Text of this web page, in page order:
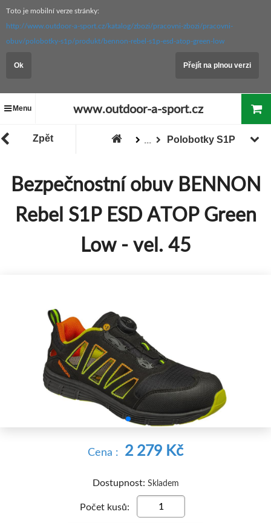
Toto je mobilní verze stránky:
http://www.outdoor-a-sport.cz/katalog/zbozi/pracovni-zbozi/pracovni-
obuv/polobotky-s1p/produkt/bennon-rebel-s1p-esd-atop-green-low
Ok Přejít na plnou verzi
Menu www.outdoor-a-sport.cz
Zpět ... Polobotky S1P
Bezpečnostní obuv BENNON
Rebel S1P ESD ATOP Green
Low - vel. 45
Cena : 2 279 Kč
Dostupnost: Skladem
Počet kusů: